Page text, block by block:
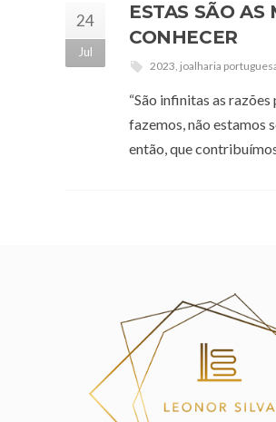
24
Jul
ESTAS SÃO
CONHECER
2023, joalharia
“São infinitas as
fazemos, não estamos
então, que